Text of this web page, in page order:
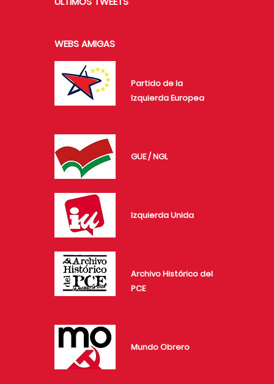
WEBS AMIGAS
Partido de la
Izquierda Europea
GUE / NGL
Izquierda Unida
Archivo Histórico del
PCE
Mundo Obrero